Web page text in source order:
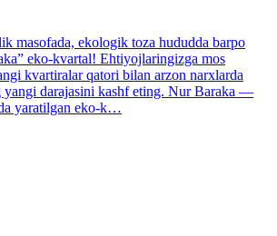
masofada, ekologik toza hududda barpo
eko-kvartal! Ehtiyojlaringizga mos
kvartiralar qatori bilan arzon narxlarda
yangi darajasini kashf eting. Nur Baraka —
yaratilgan eko-k…